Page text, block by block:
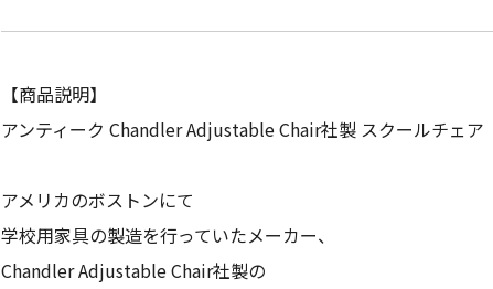
【商品説明】
アンティーク Chandler Adjustable Chair社製 スクールチェア
アメリカのボストンにて
学校用家具の製造を行っていたメーカー、
Chandler Adjustable Chair社製の